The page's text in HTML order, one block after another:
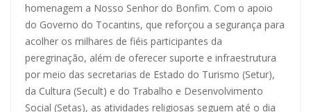
homenagem a Nosso Senhor do Bonfim. Com o apoio
do Governo do Tocantins, que reforçou a segurança para
acolher os milhares de fiéis participantes da
peregrinação, além de oferecer suporte e infraestrutura
por meio das secretarias de Estado do Turismo (Setur),
da Cultura (Secult) e do Trabalho e Desenvolvimento
Social (Setas), as atividades religiosas seguem até o dia